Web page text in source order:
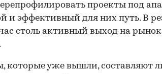
проекты под
и эффективный для них путь. В
столь активный выход на рынок
которые уже вышли, составляют